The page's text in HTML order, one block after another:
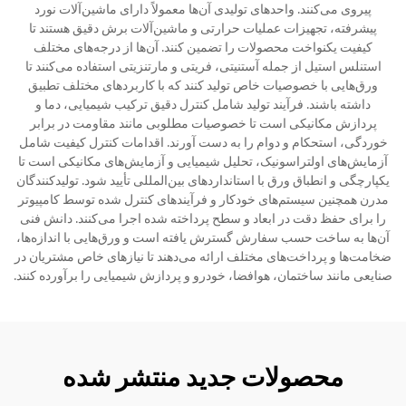
پیروی می‌کنند. واحدهای تولیدی آن‌ها معمولاً دارای ماشین‌آلات نورد
پیشرفته، تجهیزات عملیات حرارتی و ماشین‌آلات برش دقیق هستند تا
کیفیت یکنواخت محصولات را تضمین کنند. آن‌ها از درجه‌های مختلف
استنلس استیل از جمله آستنیتی، فریتی و مارتنزیتی استفاده می‌کنند تا
ورق‌هایی با خصوصیات خاص تولید کنند که با کاربردهای مختلف تطبیق
داشته باشند. فرآیند تولید شامل کنترل دقیق ترکیب شیمیایی، دما و
پردازش مکانیکی است تا خصوصیات مطلوبی مانند مقاومت در برابر
خوردگی، استحکام و دوام را به دست آورند. اقدامات کنترل کیفیت شامل
آزمایش‌های اولتراسونیک، تحلیل شیمیایی و آزمایش‌های مکانیکی است تا
یکپارچگی و انطباق ورق با استانداردهای بین‌المللی تأیید شود. تولیدکنندگان
مدرن همچنین سیستم‌های خودکار و فرآیندهای کنترل شده توسط کامپیوتر
را برای حفظ دقت در ابعاد و سطح پرداخته شده اجرا می‌کنند. دانش فنی
آن‌ها به ساخت حسب سفارش گسترش یافته است و ورق‌هایی با اندازه‌ها،
ضخامت‌ها و پرداخت‌های مختلف ارائه می‌دهند تا نیازهای خاص مشتریان در
صنایعی مانند ساختمان، هوافضا، خودرو و پردازش شیمیایی را برآورده کنند.
محصولات جدید منتشر شده